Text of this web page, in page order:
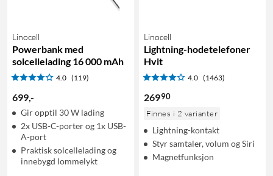
Linocell
Powerbank med
solcellelading 16 000 mAh
4.0 (119)
699,-
Gir opptil 30 W lading
2x USB-C-porter og 1x USB-
A-port
Praktisk solcellelading og
innebygd lommelykt
Linocell
Lightning-hodetelefoner
Hvit
4.0 (1463)
26990
Finnes i 2 varianter
Lightning-kontakt
Styr samtaler, volum og Siri
Magnetfunksjon